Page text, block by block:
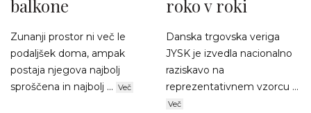
balkone
Zunanji prostor ni več le
podaljšek doma, ampak
postaja njegova najbolj
sproščena in najbolj ... Več
roko v roki
Danska trgovska veriga
JYSK je izvedla nacionalno
raziskavo na
reprezentativnem vzorcu ...
Več